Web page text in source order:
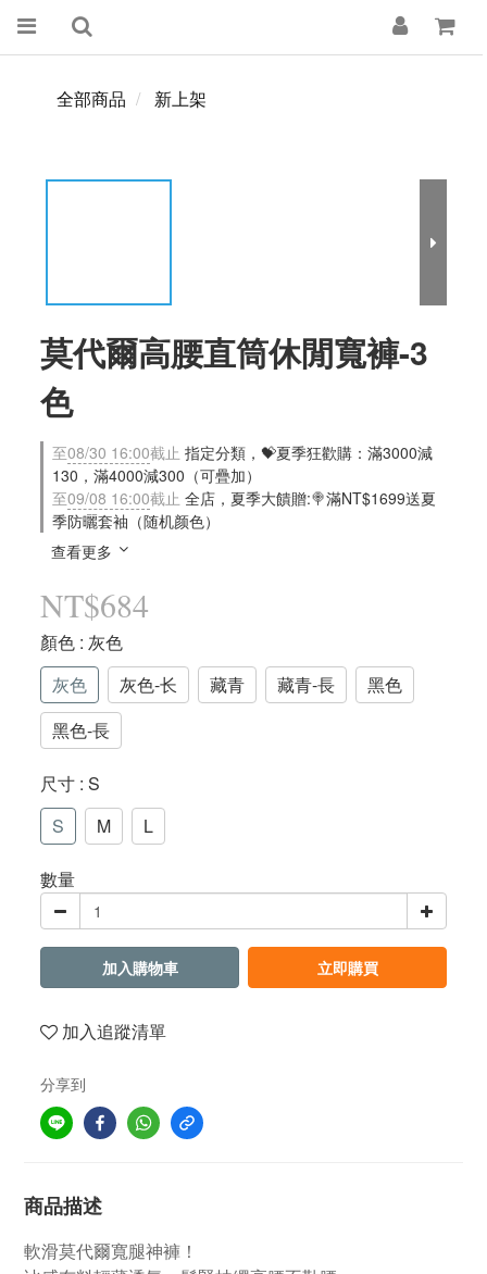
全部商品 新上架
莫代爾高腰直筒休閒寬褲-3
色
至08/30 16:00截止 指定分類，💝夏季狂歡購：滿3000減
130，滿4000減300（可疊加）
至09/08 16:00截止 全店，夏季大饋贈:🍭滿NT$1699送夏
季防曬套袖（随机颜色）
查看更多
NT$684
顏色 : 灰色
灰色
灰色-长 藏青 藏青-長
黑色
黑色-長
尺寸 : S
S
M L
數量
加入購物車 立即購買
加入追蹤清單
分享到
商品描述
軟滑莫代爾寬腿神褲！